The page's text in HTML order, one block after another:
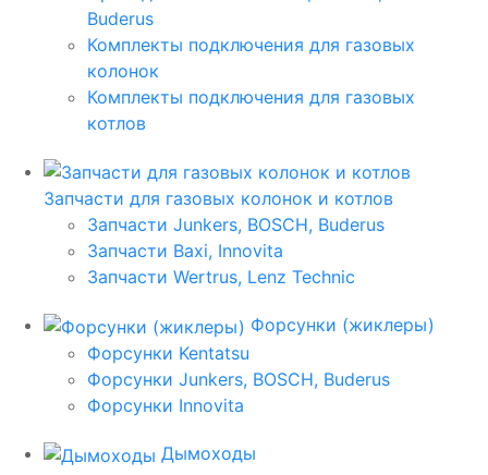
Buderus
Комплекты подключения для газовых
колонок
Комплекты подключения для газовых
котлов
Запчасти для газовых колонок и котлов
Запчасти Junkers, BOSCH, Buderus
Запчасти Baxi, Innovita
Запчасти Wertrus, Lenz Technic
Форсунки (жиклеры)
Форсунки Kentatsu
Форсунки Junkers, BOSCH, Buderus
Форсунки Innovita
Дымоходы